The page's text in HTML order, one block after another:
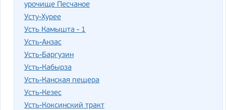
урочище Песчаное
Усту-Хурее
Усть Камышта - 1
Усть-Анзас
Усть-Баргузин
Усть-Кабырза
Усть-Канская пещера
Усть-Кезес
Усть-Коксинский тракт